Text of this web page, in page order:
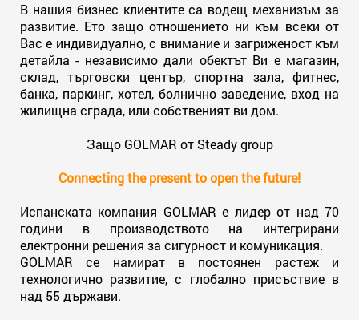
В нашия бизнес клиентите са водещ механизъм за
развитие. Ето защо отношението ни към всеки от
Вас е индивидуално, с внимание и загриженост към
детайла - независимо дали обектът Ви е магазин,
склад, търговски център, спортна зала, фитнес,
банка, паркинг, хотел, болнично заведение, вход на
жилищна сграда, или собственият ви дом.
Защо GOLMAR от Steady group
Connecting the present to open the future!
Испанската компания GOLMAR е лидер от над 70
години в производството на интегрирани
електронни решения за сигурност и комуникация.
GOLMAR се намират в постоянен растеж и
технологично развитие, с глобално присъствие в
над 55 държави.